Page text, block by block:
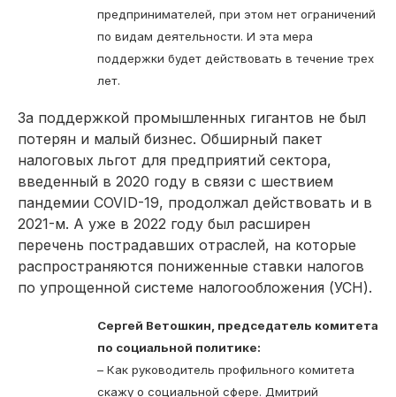
предпринимателей, при этом нет ограничений
по видам деятельности. И эта мера
поддержки будет действовать в течение трех
лет.
За поддержкой промышленных гигантов не был
потерян и малый бизнес. Обширный пакет
налоговых льгот для предприятий сектора,
введенный в 2020 году в связи с шествием
пандемии COVID-19, продолжал действовать и в
2021-м. А уже в 2022 году был расширен
перечень пострадавших отраслей, на которые
распространяются пониженные ставки налогов
по упрощенной системе налогообложения (УСН).
Сергей Ветошкин, председатель комитета
по социальной политике:
– Как руководитель профильного комитета
скажу о социальной сфере. Дмитрий